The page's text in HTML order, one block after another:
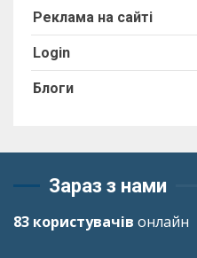
Реклама на сайті
Login
Блоги
Зараз з нами
83 користувачів онлайн